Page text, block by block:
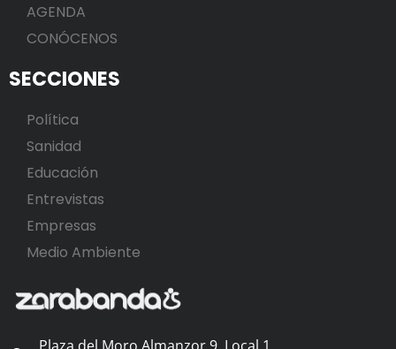
AGENDA
CONÓCENOS
SECCIONES
Política
Sanidad
Educación
Entrevistas
Empresas
Medio Ambiente